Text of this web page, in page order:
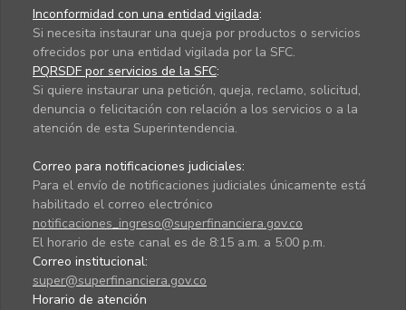
Inconformidad con una entidad vigilada:
Si necesita instaurar una queja por productos o servicios
ofrecidos por una entidad vigilada por la SFC.
PQRSDF por servicios de la SFC:
Si quiere instaurar una petición, queja, reclamo, solicitud,
denuncia o felicitación con relación a los servicios o a la
atención de esta Superintendencia.
Correo para notificaciones judiciales:
Para el envío de notificaciones judiciales únicamente está
habilitado el correo electrónico
notificaciones_ingreso@superfinanciera.gov.co
El horario de este canal es de 8:15 a.m. a 5:00 p.m.
Correo institucional:
super@superfinanciera.gov.co
Horario de atención